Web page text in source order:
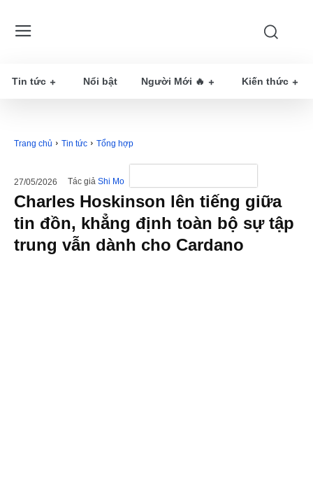
Tin tức Nổi bật Người Mới 🔥 Kiến thức
Trang chủ Tin tức Tổng hợp
27/05/2026 Tác giả Shi Mo
Charles Hoskinson lên tiếng giữa
tin đồn, khẳng định toàn bộ sự tập
trung vẫn dành cho Cardano